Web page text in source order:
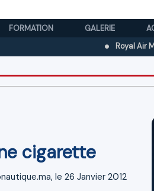
FORMATION GALERIE
Royal Air Maroc
cigarette
le 26 Janvier 2012